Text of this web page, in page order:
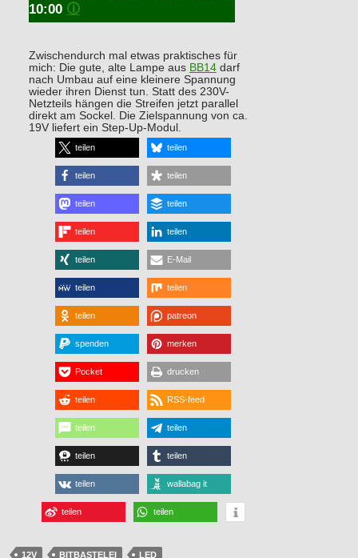
10:00 🛈
Zwischendurch mal etwas praktisches für
mich: Die gute, alte Lampe aus BB14darf
nach Umbau auf eine kleinere Spannung
wieder ihren Dienst tun. Statt des 230V-
Netzteils hängen die Streifen jetzt parallel
direkt am Sockel. Die Zielspannung von ca.
19V liefert ein Step-Up-Modul.
teilen teilen
teilen teilen
teilen teilen
teilen teilen
teilen E-Mail
teilen teilen
teilen patreon
spenden merken
Pocket drucken
teilen RSS-feed
teilen teilen
teilen teilen
teilen wallabag it
teilen teilen
12V BITBASTELEI LED